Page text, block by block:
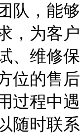
队，能够
，为客户
、维修保
位的售后
过程中遇
随时联系